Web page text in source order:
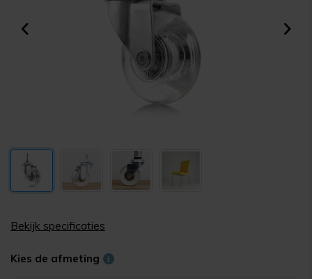
Bekijk specificaties
Kies de afmeting